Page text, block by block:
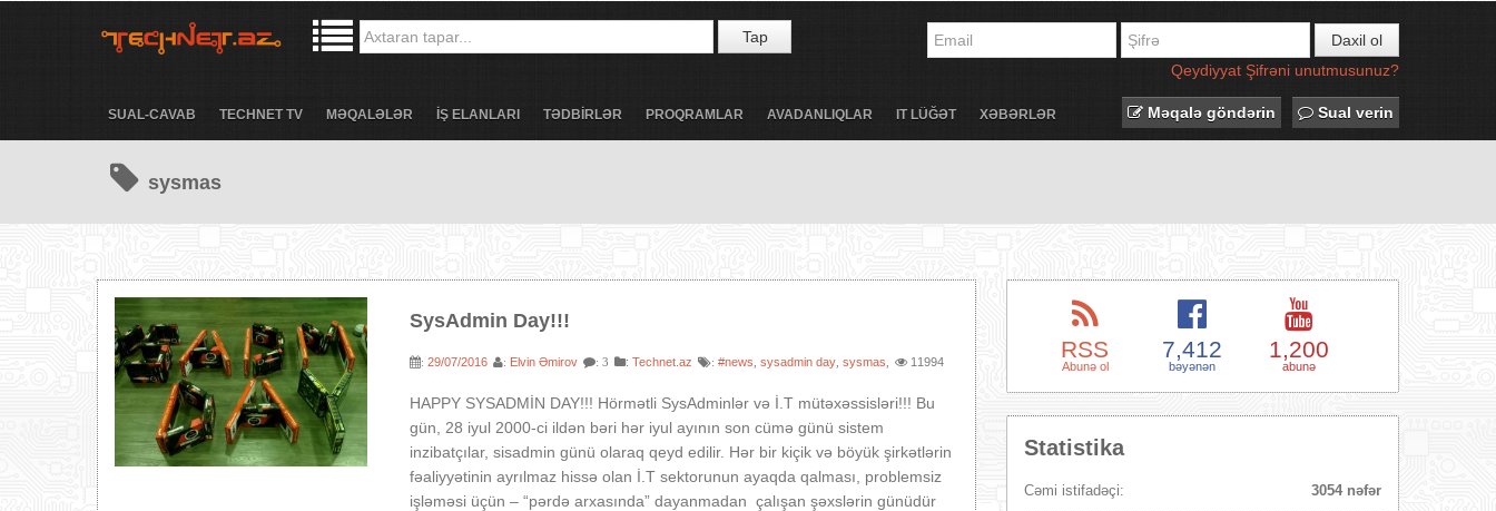
Tap
Daxil ol
Qeydiyyat Şifrəni unutmusunuz?
SUAL-CAVAB TECHNET TV MƏQALƏLƏR İŞ ELANLARI TƏDBİRLƏR PROQRAMLAR AVADANLIQLAR IT LÜĞƏT XƏBƏRLƏR Məqalə göndərin Sual verin
sysmas
SysAdmin Day!!!
:29/07/2016 : Elvin Əmirov : 3 :Technet.az :#news ,sysadmin day ,sysmas 11994
HAPPY SYSADMİN DAY!!! Hörmətli SysAdminlər və İ.T mütəxəssisləri!!! Bu
gün, 28 iyul 2000-ci ildən bəri hər iyul ayının son cümə günü sistem
inzibatçılar, sisadmin günü olaraq qeyd edilir. Hər bir kiçik və böyük şirkətlərin
fəaliyyətinin ayrılmaz hissə olan İ.T sektorunun ayaqda qalması, problemsiz
işləməsi üçün – “pərdə arxasında” dayanmadan çalışan şəxslərin günüdür
RSS
Abunə ol
7,412
bəyənən
1,200
abunə
Statistika
Cəmi istifadəçi: 3054 nəfər